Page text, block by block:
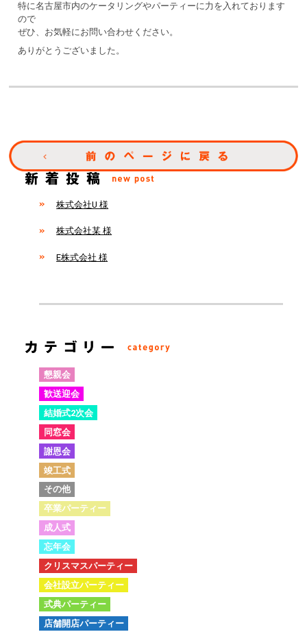
特に名古屋市内のケータリングやパーティーに力を入れております
ので
ぜひ、お気軽にお問い合わせください。
ありがとうございました。
株式会社U 様
株式会社某 様
E株式会社 様
懇親会
歓送迎会
結婚式2次会
同窓会
謝恩会
竣工式
その他
卒業パーティー
成人式
忘年会
クリスマスパーティー
会社設立パーティー
式典パーティー
店舗開店パーティー